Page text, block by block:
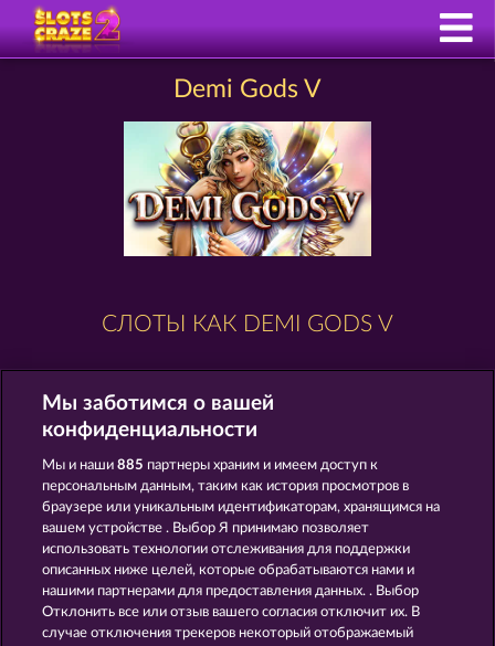
Demi Gods V
СЛОТЫ КАК DEMI GODS V
AURA OF JUPITER
Мы заботимся о вашей
конфиденциальности
Мы и наши885 партнеры храним и имеем доступ к
персональным данным, таким как история просмотров в
браузере или уникальным идентификаторам, хранящимся на
вашем устройстве . Выбор Я принимаю позволяет
использовать технологии отслеживания для поддержки
описанных ниже целей, которые обрабатываются нами и
нашими партнерами для предоставления данных. . Выбор
Отклонить все или отзыв вашего согласия отключит их. В
случае отключения трекеров некоторый отображаемый